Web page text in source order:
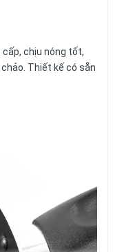
chịu nóng tốt,
Thiết kế có sẵn